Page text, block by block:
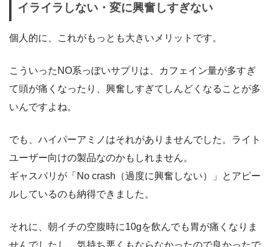
イライラしない・変に興奮しすぎない
個人的に、これがもっとも大きいメリットです。
こういったNO系っぽいサプリは、カフェイン量が多すぎ
て頭が痛くなったり、興奮しすぎてしんどくなることが多
いんですよね。
でも、ハイパーアミノはそれがありませんでした。ライト
ユーザー向けの製品なのかもしれません。
ギャスパリが「No crash（過度に興奮しない）」とアピー
ルしているのも納得できました。
それに、朝イチの空腹時に10gを飲んでも胃が痛くなりま
せんでしたし、気持ち悪くもならなかったので良かったで